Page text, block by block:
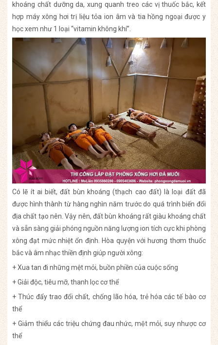
khoáng chất dưỡng da, xung quanh treo các vị thuốc bắc, kết
hợp máy xông hơi trị liệu tỏa ion âm và tia hồng ngoại được y
học xem như 1 loại “vitamin không khí”.
Có lẽ ít ai biết, đất bùn khoáng (thạch cao đất) là loại đất đã
được hình thành từ hàng nghìn năm trước do quá trình biến đổi
địa chất tạo nên. Vậy nên, đất bùn khoáng rất giàu khoáng chất
và sẵn sàng giải phóng nguồn năng lượng ion tích cực khi phòng
xông đạt mức nhiệt ổn định. Hòa quyện với hương thơm thuốc
bắc và âm nhạc thiền định giúp người xông:
+ Xua tan đi những mệt mỏi, buồn phiền của cuộc sống
+ Giải độc, tiêu mỡ, thanh lọc cơ thể
+ Thúc đẩy trao đổi chất, chống lão hóa, trẻ hóa các tế bào cơ
thể
+ Giảm thiểu các triệu chứng đau nhức, mệt mỏi, suy nhược cơ
thể